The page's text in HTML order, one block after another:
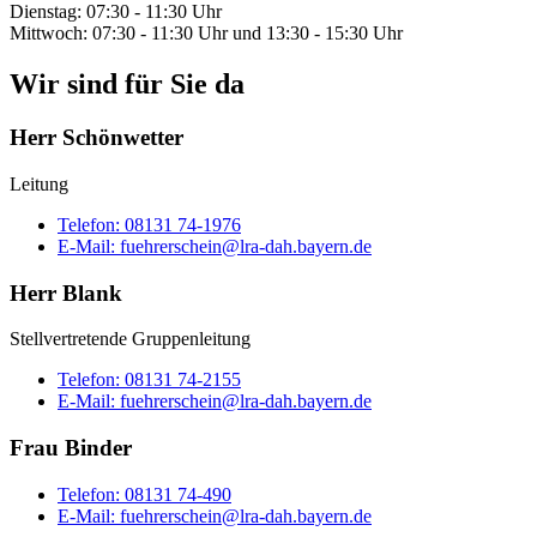
Dienstag: 07:30 - 11:30 Uhr
Mittwoch: 07:30 - 11:30 Uhr und 13:30 - 15:30 Uhr
Wir sind für Sie da
Herr Schönwetter
Leitung
Telefon: 08131 74-1976
E-Mail: fuehrerschein@lra-dah.bayern.de
Herr Blank
Stellvertretende Gruppenleitung
Telefon: 08131 74-2155
E-Mail: fuehrerschein@lra-dah.bayern.de
Frau Binder
Telefon: 08131 74-490
E-Mail: fuehrerschein@lra-dah.bayern.de